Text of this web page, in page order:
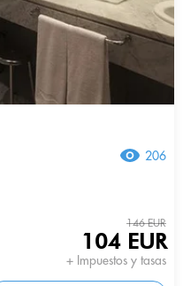
206
146 EUR
104 EUR
+ Impuestos y tasas